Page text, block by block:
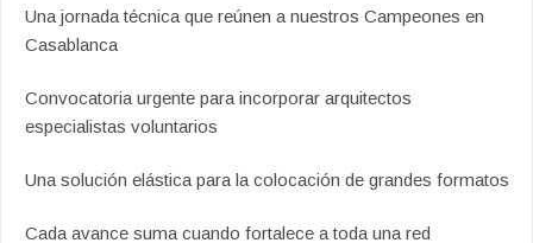
Una jornada técnica que reúnen a nuestros Campeones en
Casablanca
Convocatoria urgente para incorporar arquitectos
especialistas voluntarios
Una solución elástica para la colocación de grandes formatos
Cada avance suma cuando fortalece a toda una red